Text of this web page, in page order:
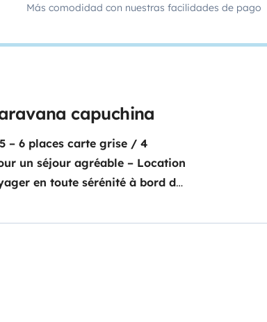
Más comodidad con nuestras facilidades de pago
capuchina
– 6 places carte grise / 4
un séjour agréable – Location
en toute sérénité à bord de
complets. Ce Fiat
aux familles ou petits
doubles spacieux : lit